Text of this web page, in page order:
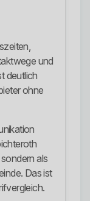
und
deutlich
ohne
als
Das ist